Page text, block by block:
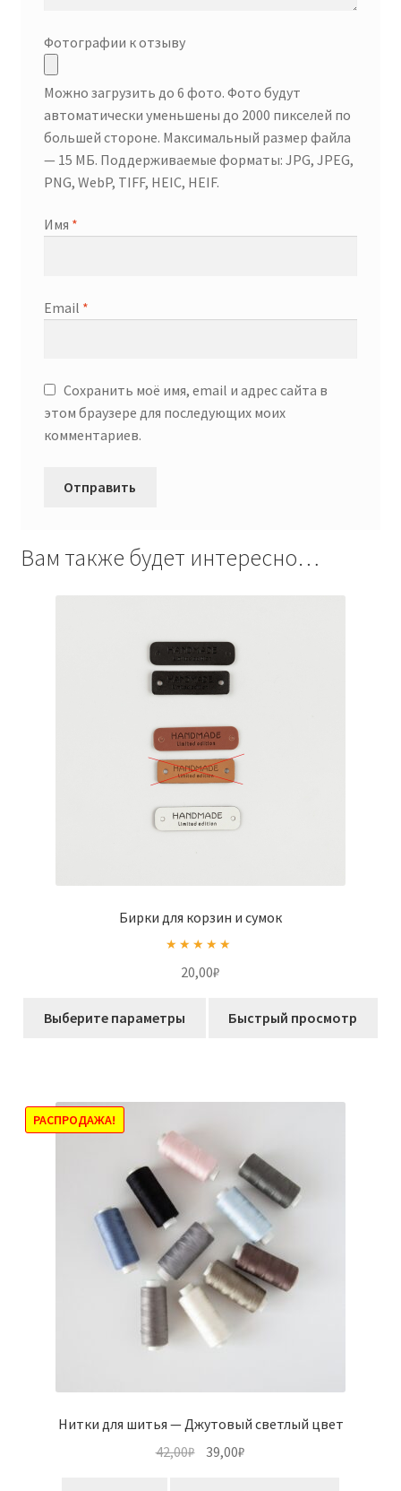
Фотографии к отзыву
Можно загрузить до 6 фото. Фото будут
автоматически уменьшены до 2000 пикселей по
большей стороне. Максимальный размер файла
— 15 МБ. Поддерживаемые форматы: JPG, JPEG,
PNG, WebP, TIFF, HEIC, HEIF.
Имя *
Email *
Сохранить моё имя, email и адрес сайта в
этом браузере для последующих моих
комментариев.
Вам также будет интересно…
Бирки для корзин и сумок
из 5
20,00₽
Выберите параметры
выбрать
странице
товара.
Быстрый просмотр
Нитки для шитья — Джутовый светлый цвет
РАСПРОДАЖА!
42,00₽ Первоначальная
39,00₽